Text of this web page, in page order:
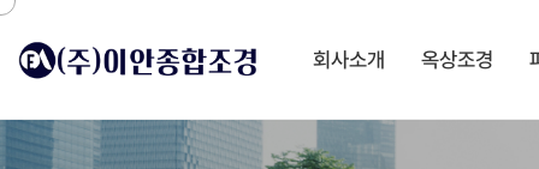
회사소개 옥상조경